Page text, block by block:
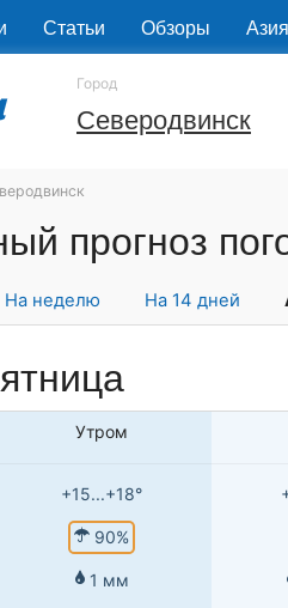
Статьи Обзоры Азия
Город
Северодвинск
На неделю На 14 дней
Утром
+15...+18°
90%
1 мм